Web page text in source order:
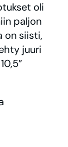
oli
paljon
on siisti,
juuri